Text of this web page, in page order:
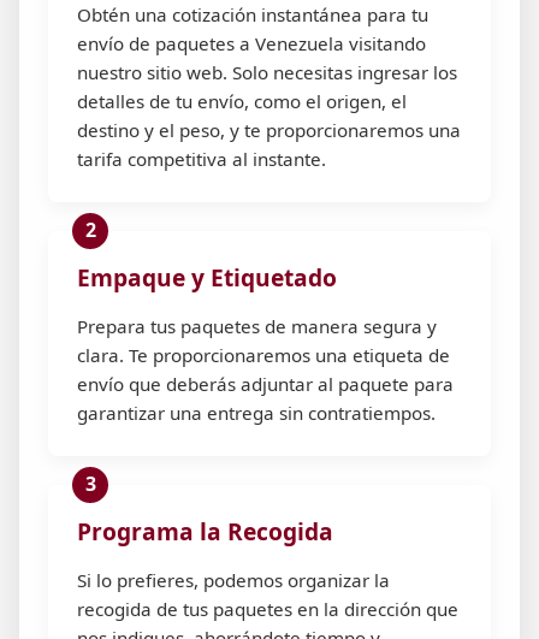
Obtén una cotización instantánea para tu
envío de paquetes a Venezuela visitando
nuestro sitio web. Solo necesitas ingresar los
detalles de tu envío, como el origen, el
destino y el peso, y te proporcionaremos una
tarifa competitiva al instante.
Empaque y Etiquetado
Prepara tus paquetes de manera segura y
clara. Te proporcionaremos una etiqueta de
envío que deberás adjuntar al paquete para
garantizar una entrega sin contratiempos.
Programa la Recogida
Si lo prefieres, podemos organizar la
recogida de tus paquetes en la dirección que